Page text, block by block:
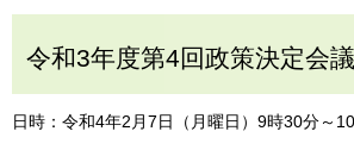
令和3年度第4回政策決定会議
日時：令和4年2月7日（月曜日）9時30分～